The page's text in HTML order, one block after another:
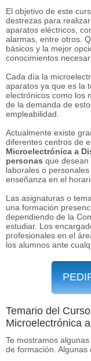
El objetivo de este
destrezas para
aparatos eléctricos,
alarmas, entre otros.
básicos y la mejor
conocimientos
Cada día la
aparatos ya que es la
electrónicos como los
de la demanda de
empleabilidad.
Actualmente existe
diferentes centros de
Microelectrónica a
personas que
laborales o
enseñanza en el
Las asignaturas o
una formación
dependiendo de la
estudiar. Los
profesionales en el
los alumnos ante
Temario del
Microelectrónica
Te mostramos
de formación. Algunas